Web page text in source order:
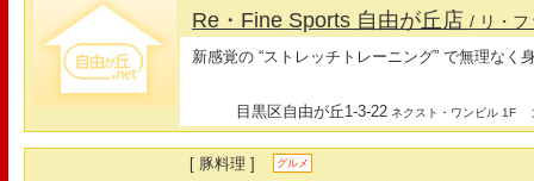
Re・Fine Sports 自由が丘店/ リ・フ
新感覚の “ストレッチトレーニング” で無理なく
目黒区自由が丘1-3-22 ネクスト・ワンビル 1F
[ 豚料理 ] グルメ